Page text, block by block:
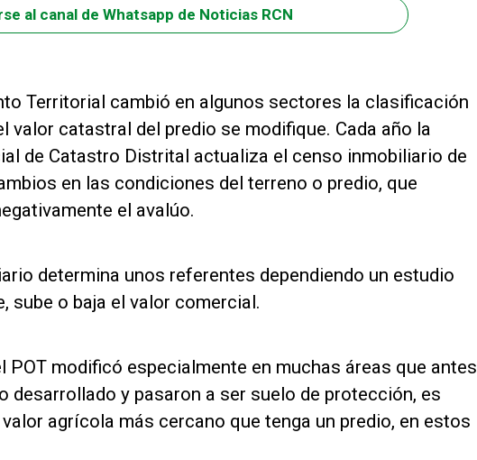
al canal de Whatsapp de Noticias RCN
Territorial cambió en algunos sectores la clasificación
valor catastral del predio se modifique. Cada año la
de Catastro Distrital actualiza el censo inmobiliario de
en las condiciones del terreno o predio, que
el avalúo.
determina unos referentes dependiendo un estudio
sube o baja el valor comercial.
POT modificó especialmente en muchas áreas que antes
desarrollado y pasaron a ser suelo de protección, es
agrícola más cercano que tenga un predio, en estos